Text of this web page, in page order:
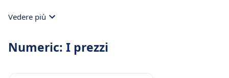
Vedere più
Numeric: I prezzi